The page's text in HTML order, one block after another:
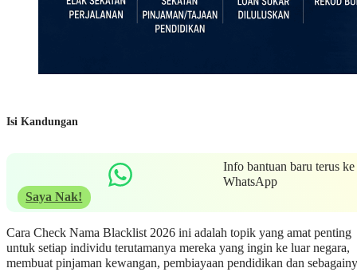
Isi Kandungan
Info bantuan baru terus ke
WhatsApp
Saya Nak!
Cara Check Nama Blacklist 2026 ini adalah topik yang amat penting
untuk setiap individu terutamanya mereka yang ingin ke luar negara,
membuat pinjaman kewangan, pembiayaan pendidikan dan